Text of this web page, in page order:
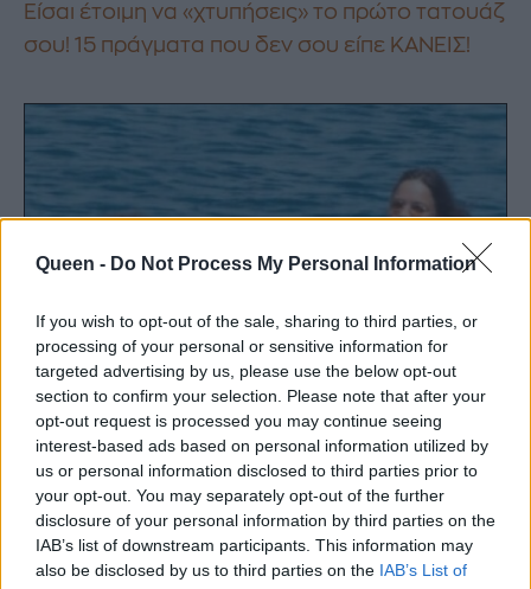
Queen - Do Not Process My Personal Information
If you wish to opt-out of the sale, sharing to third parties, or
processing of your personal or sensitive information for
targeted advertising by us, please use the below opt-out
section to confirm your selection. Please note that after your
opt-out request is processed you may continue seeing
interest-based ads based on personal information utilized by
us or personal information disclosed to third parties prior to
your opt-out. You may separately opt-out of the further
disclosure of your personal information by third parties on the
IAB’s list of downstream participants. This information may
also be disclosed by us to third parties on the IAB’s List of
Είσαι έτοιμη να «χτυπήσεις» το πρώτο τατουάζ
σου! 15 πράγματα που δεν σου είπε ΚΑΝΕΙΣ!